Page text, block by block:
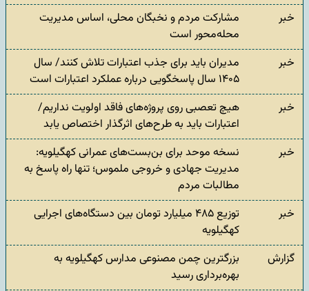
خبر
مشارکت مردم و نخبگان محلی، اساس مدیریت
محله‌محور است
خبر
مدیران باید برای جذب اعتبارات تلاش کنند/ سال
۱۴۰۵ سال پاسخگویی درباره عملکرد اعتبارات است
خبر
هیچ تعصبی روی پروژه‌های فاقد اولویت نداریم/
اعتبارات باید به طرح‌های اثرگذار اختصاص یابد
خبر
نسخه موحد برای بن‌بست‌های عمرانی کهگیلویه:
مدیریت جهادی و خروجی ملموس؛ تنها راه پاسخ به
مطالبات مردم
خبر
توزیع ۴۸۵ میلیارد تومان بین دستگاه‌های اجرایی
کهگیلویه
گزارش
بزرگترین چمن مصنوعی مدارس کهگیلویه به
بهره‌برداری رسید